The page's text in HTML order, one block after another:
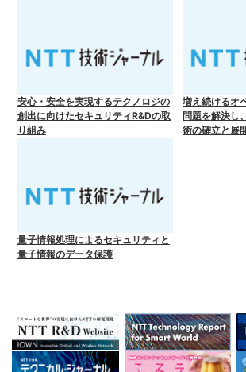
安心・安全を実現するテクノロジの
創出に向けたセキュリティR&Dの取
り組み
増え続けるオ
問題を解決し
術の確立と展
量子情報処理によるセキュリティと
量子情報のデータ保護